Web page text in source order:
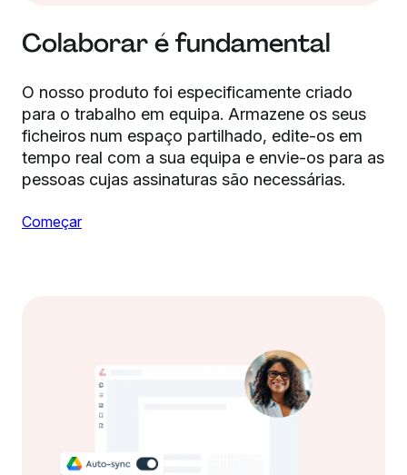
Colaborar é fundamental
O nosso produto foi especificamente criado
para o trabalho em equipa. Armazene os seus
ficheiros num espaço partilhado, edite-os em
tempo real com a sua equipa e envie-os para as
pessoas cujas assinaturas são necessárias.
Começar